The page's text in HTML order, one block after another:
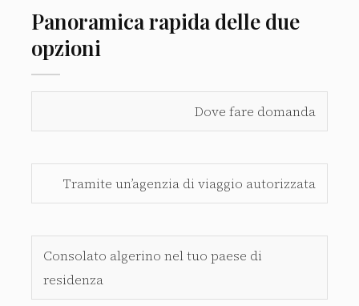
Panoramica rapida delle due
opzioni
(TRAMITE
VISTO
CONSOLARE
Dove fare domanda
Tramite un’agenzia di viaggio autorizzata
Consolato algerino nel tuo paese di
residenza